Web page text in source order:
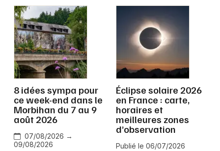
Concerts
Sports
Soirées
Sorties famille
Expos
Sorties & loisirs
Nice
Paris
Strasbourg
Toulouse
Toutes les villes
8 idées sympa pour
ce week-end dans le
Morbihan du 7 au 9
août 2026
07/08/2026 →
09/08/2026
Éclipse solaire 2026
en France : carte,
horaires et
meilleures zones
d’observation
Publié le 06/07/2026